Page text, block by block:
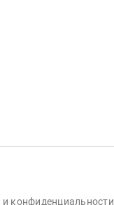
и конфиденциальности